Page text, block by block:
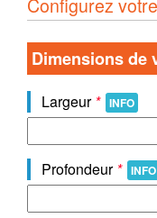
Configurez
Dimensions de
Largeur * INFO
Profondeur * INFO